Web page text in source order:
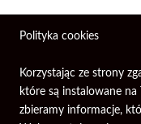
Wszelkie prawa
Polityka cookies
Korzystając ze strony
które są instalowane
zbieramy informacje,